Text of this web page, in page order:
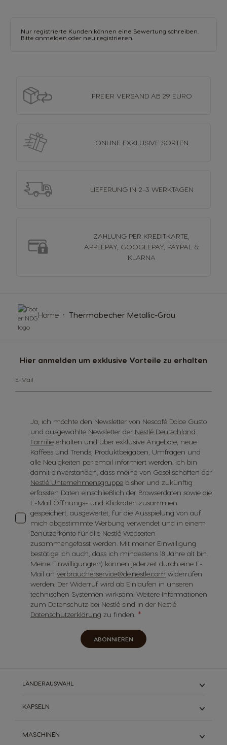
Nur registrierte Kunden können eine Bewertung schreiben.
Bitte anmelden oder neu registrieren.
FREIER VERSANDAB 29 EURO
ONLINE EXKLUSIVE SORTEN
LIEFERUNGIN 2-3 WERKTAGEN
ZAHLUNG PER KREDITKARTE,
APPLEPAY, GOOGLEPAY, PAYPAL &
KLARNA
Hier anmelden um exklusive Vorteile zu erhalten
E-Mail
Ja, ich möchte den Newsletter von Nescafé Dolce Gusto
und ausgewählte Newsletter der Nestlé Deutschland
Familie erhalten und über exklusive Angebote, neue
Kaffees und Trends, Produktbeigaben, Umfragen und
alle Neuigkeiten per email informiert werden. Ich bin
damit einverstanden, dass meine von Gesellschaften der
Nestlé Unternehmensgruppe bisher und zukünftig
erfassten Daten einschließlich der Browserdaten sowie die
E-Mail Öffnungs- und Klickraten zusammen
gespeichert, ausgewertet, für die Ausspielung von auf
mich abgestimmte Werbung verwendet und in einem
Benutzerkonto für alle Nestlé Webseiten
zusammengefasst werden. Mit meiner Einwilligung
bestätige ich auch, dass ich mindestens 18 Jahre alt bin.
Meine Einwilligung(en) können jederzeit durch eine E-
Mail an verbraucherservice@de.nestle.com widerrufen
werden. Der Widerruf wird ab Einlaufen in unseren
technischen Systemen wirksam. Weitere Informationen
zum Datenschutz bei Nestlé sind in der Nestlé
Datenschutzerklärung zu finden.
ABONNIEREN
Home Thermobecher Metallic-Grau
LÄNDERAUSWAHL
KAPSELN
SCHWARZKAFFEES
MASCHINEN